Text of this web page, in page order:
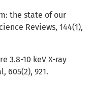
the state of our
Reviews, 144(1),
3.8-10 keV X-ray
605(2), 921.